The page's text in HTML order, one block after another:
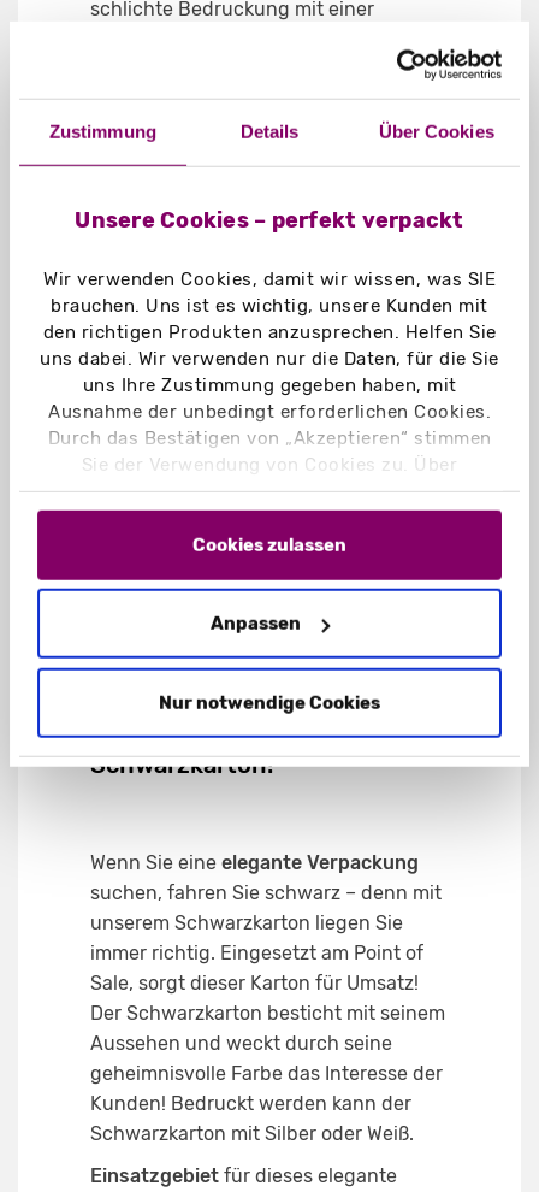
Zustimmung Details Über Cookies
Unsere Cookies – perfekt verpackt
Wir verwenden Cookies, damit wir wissen, was SIE
brauchen. Uns ist es wichtig, unsere Kunden mit
den richtigen Produkten anzusprechen. Helfen Sie
uns dabei. Wir verwenden nur die Daten, für die Sie
uns Ihre Zustimmung gegeben haben, mit
Ausnahme der unbedingt erforderlichen Cookies.
Durch das Bestätigen von „Akzeptieren“ stimmen
Sie der Verwendung von Cookies zu. Über
„Einstellungen“ können Sie auswählen, welche
Cookies Sie zulassen. Hier finden Sie unser
und unsereDatenschutzerklärung
Cookies zulassen
Anpassen
Nur notwendige Cookies
schlichte Bedruckung mit einer
noch besser, Sie drucken Ihr Logo in
Farbe und unterstützen dieses mit
einer Blindprägung. Dann bringen Sie
auch noch das Fingerspitzengespür
Einsatzgebieteder Faltschachtel aus
Nachhaltige Produkte
Elegante Verpackungen
Naturkosmetika
CBD-Verpackungen
SCHACHTELN
3.) Das kleine Schwarze?
Eleganz in Perfektion: unsere
Faltschachtel aus
Schwarzkarton!
Wenn Sie eine elegante Verpackung
suchen, fahren Sie schwarz – denn mit
unserem Schwarzkarton liegen Sie
immer richtig. Eingesetzt am Point of
Sale, sorgt dieser Karton für Umsatz!
Der Schwarzkarton besticht mit seinem
Aussehen und weckt durch seine
geheimnisvolle Farbe das Interesse der
Kunden! Bedruckt werden kann der
Schwarzkarton mit Silber oder Weiß.
Einsatzgebiet für dieses elegante